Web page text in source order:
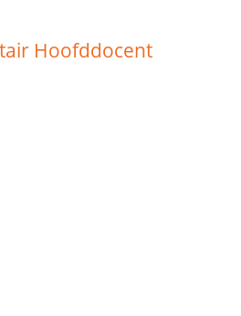
Hoofddocent